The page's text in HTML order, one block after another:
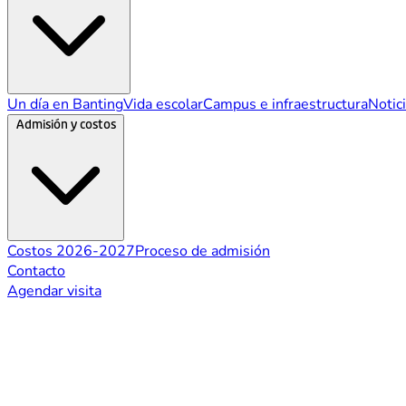
Un día en BantingVida escolarCampus e infraestructura
Admisión y costos
Costos 2026-2027Proceso de admisión
Contacto
Agendar visita